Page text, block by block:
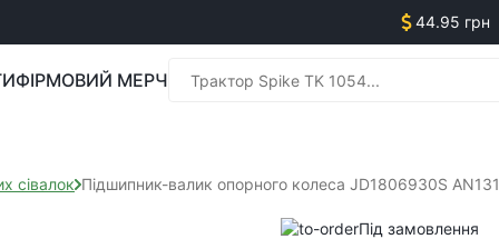
44.95 грн
ФІРМОВИЙ МЕРЧ
сівалок Підшипник-валик опорного колеса JD1806930S
Під замовлення